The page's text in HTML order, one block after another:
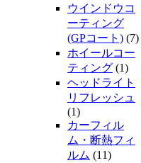
ウインドウコ
ーティング
(GPコート) (7)
ホイールコー
ティング (1)
ヘッドライト
リフレッシュ
(1)
カーフィル
ム・断熱フィ
ルム (11)